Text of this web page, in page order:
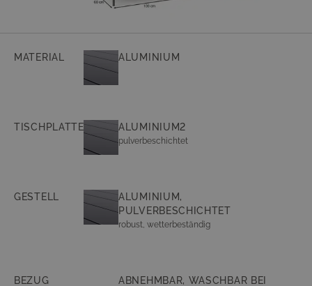
MATERIAL ALUMINIUM
TISCHPLATTE ALUMINIUM2
pulverbeschichtet
GESTELL
ALUMINIUM,
PULVERBESCHICHTET
robust, wetterbeständig
BEZUG ABNEHMBAR, WASCHBAR BEI